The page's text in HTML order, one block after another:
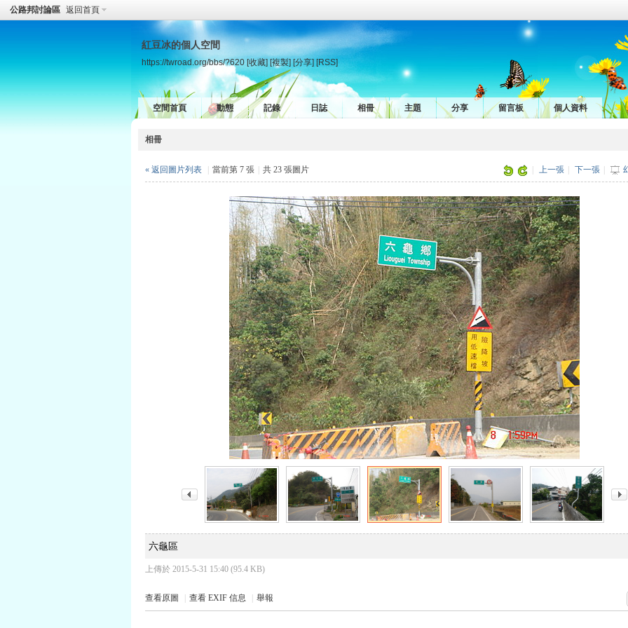
公路邦討論區 返回首頁
紅豆冰的個人空間
https://twroad.org/bbs/?620 [收藏] [複製] [分享] [RSS]
空間首頁 動態 記錄 日誌 相冊 主題 分享 留言板 個人資料
相冊
上一張 下一張
« 返回圖片列表 當前第 7 張 共 23 張圖片
六龜區
上傳於 2015-5-31 15:40 (95.4 KB)
查看原圖 查看 EXIF 信息 舉報